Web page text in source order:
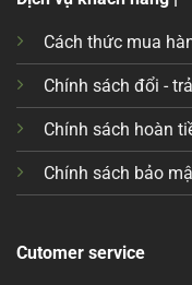
Cách thức mua
Chính sách đổi - trả
Chính sách hoàn
Chính sách bảo
Cutomer service